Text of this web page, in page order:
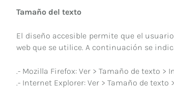
Tamaño del texto
El diseño accesible permite que el
web que se utilice. A continuación se
.- Mozilla Firefox: Ver > Tamaño de texto >
.- Internet Explorer: Ver > Tamaño de texto